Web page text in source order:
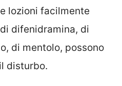
lozioni facilmente
difenidramina, di
di mentolo, possono
disturbo.